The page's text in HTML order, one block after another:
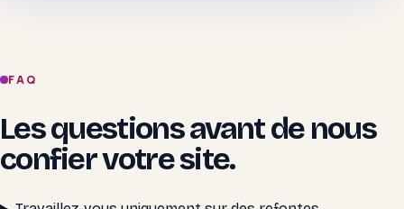
FAQ
Les questions avant de nous
confier votre site.